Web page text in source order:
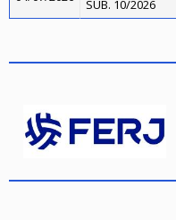
SUB. 10/2026